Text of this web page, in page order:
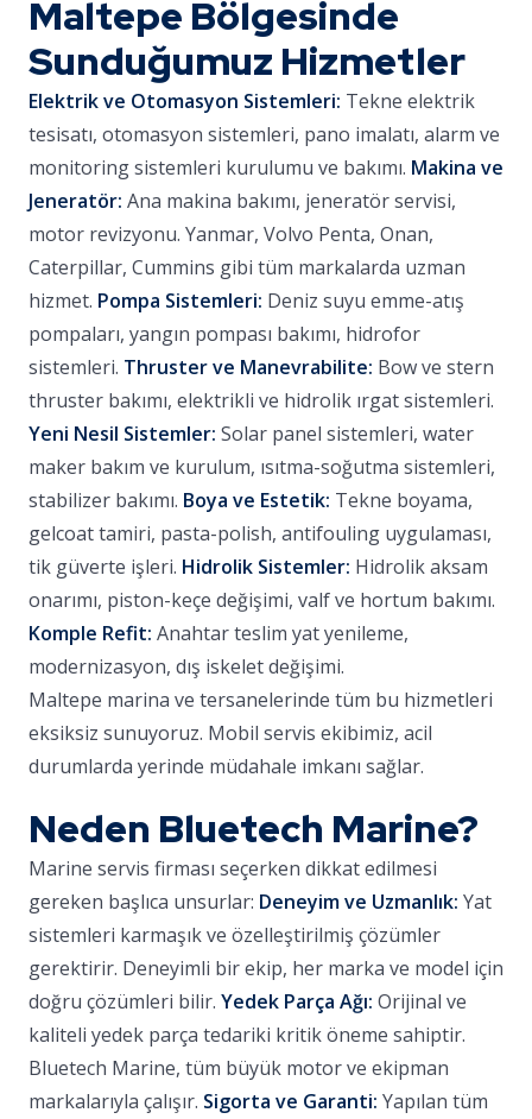
Maltepe Bölgesinde
Sunduğumuz Hizmetler
Elektrik ve Otomasyon Sistemleri: Tekne elektrik
tesisatı, otomasyon sistemleri, pano imalatı, alarm ve
monitoring sistemleri kurulumu ve bakımı. Makina ve
Jeneratör: Ana makina bakımı, jeneratör servisi,
motor revizyonu. Yanmar, Volvo Penta, Onan,
Caterpillar, Cummins gibi tüm markalarda uzman
hizmet. Pompa Sistemleri: Deniz suyu emme-atış
pompaları, yangın pompası bakımı, hidrofor
sistemleri. Thruster ve Manevrabilite: Bow ve stern
thruster bakımı, elektrikli ve hidrolik ırgat sistemleri.
Yeni Nesil Sistemler: Solar panel sistemleri, water
maker bakım ve kurulum, ısıtma-soğutma sistemleri,
stabilizer bakımı. Boya ve Estetik: Tekne boyama,
gelcoat tamiri, pasta-polish, antifouling uygulaması,
tik güverte işleri. Hidrolik Sistemler: Hidrolik aksam
onarımı, piston-keçe değişimi, valf ve hortum bakımı.
Komple Refit: Anahtar teslim yat yenileme,
modernizasyon, dış iskelet değişimi.
Maltepe marina ve tersanelerinde tüm bu hizmetleri
eksiksiz sunuyoruz. Mobil servis ekibimiz, acil
durumlarda yerinde müdahale imkanı sağlar.
Neden Bluetech Marine?
Marine servis firması seçerken dikkat edilmesi
gereken başlıca unsurlar: Deneyim ve Uzmanlık: Yat
sistemleri karmaşık ve özelleştirilmiş çözümler
gerektirir. Deneyimli bir ekip, her marka ve model için
doğru çözümleri bilir. Yedek Parça Ağı: Orijinal ve
kaliteli yedek parça tedariki kritik öneme sahiptir.
Bluetech Marine, tüm büyük motor ve ekipman
markalarıyla çalışır. Sigorta ve Garanti: Yapılan tüm